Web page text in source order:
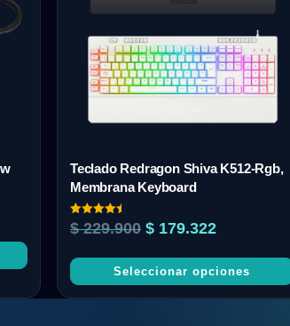
Teclado Redragon Shiva K512-Rgb,
Membrana Keyboard
Valorado
con
de 5
$229.900 $ 179.322
Seleccionar opciones